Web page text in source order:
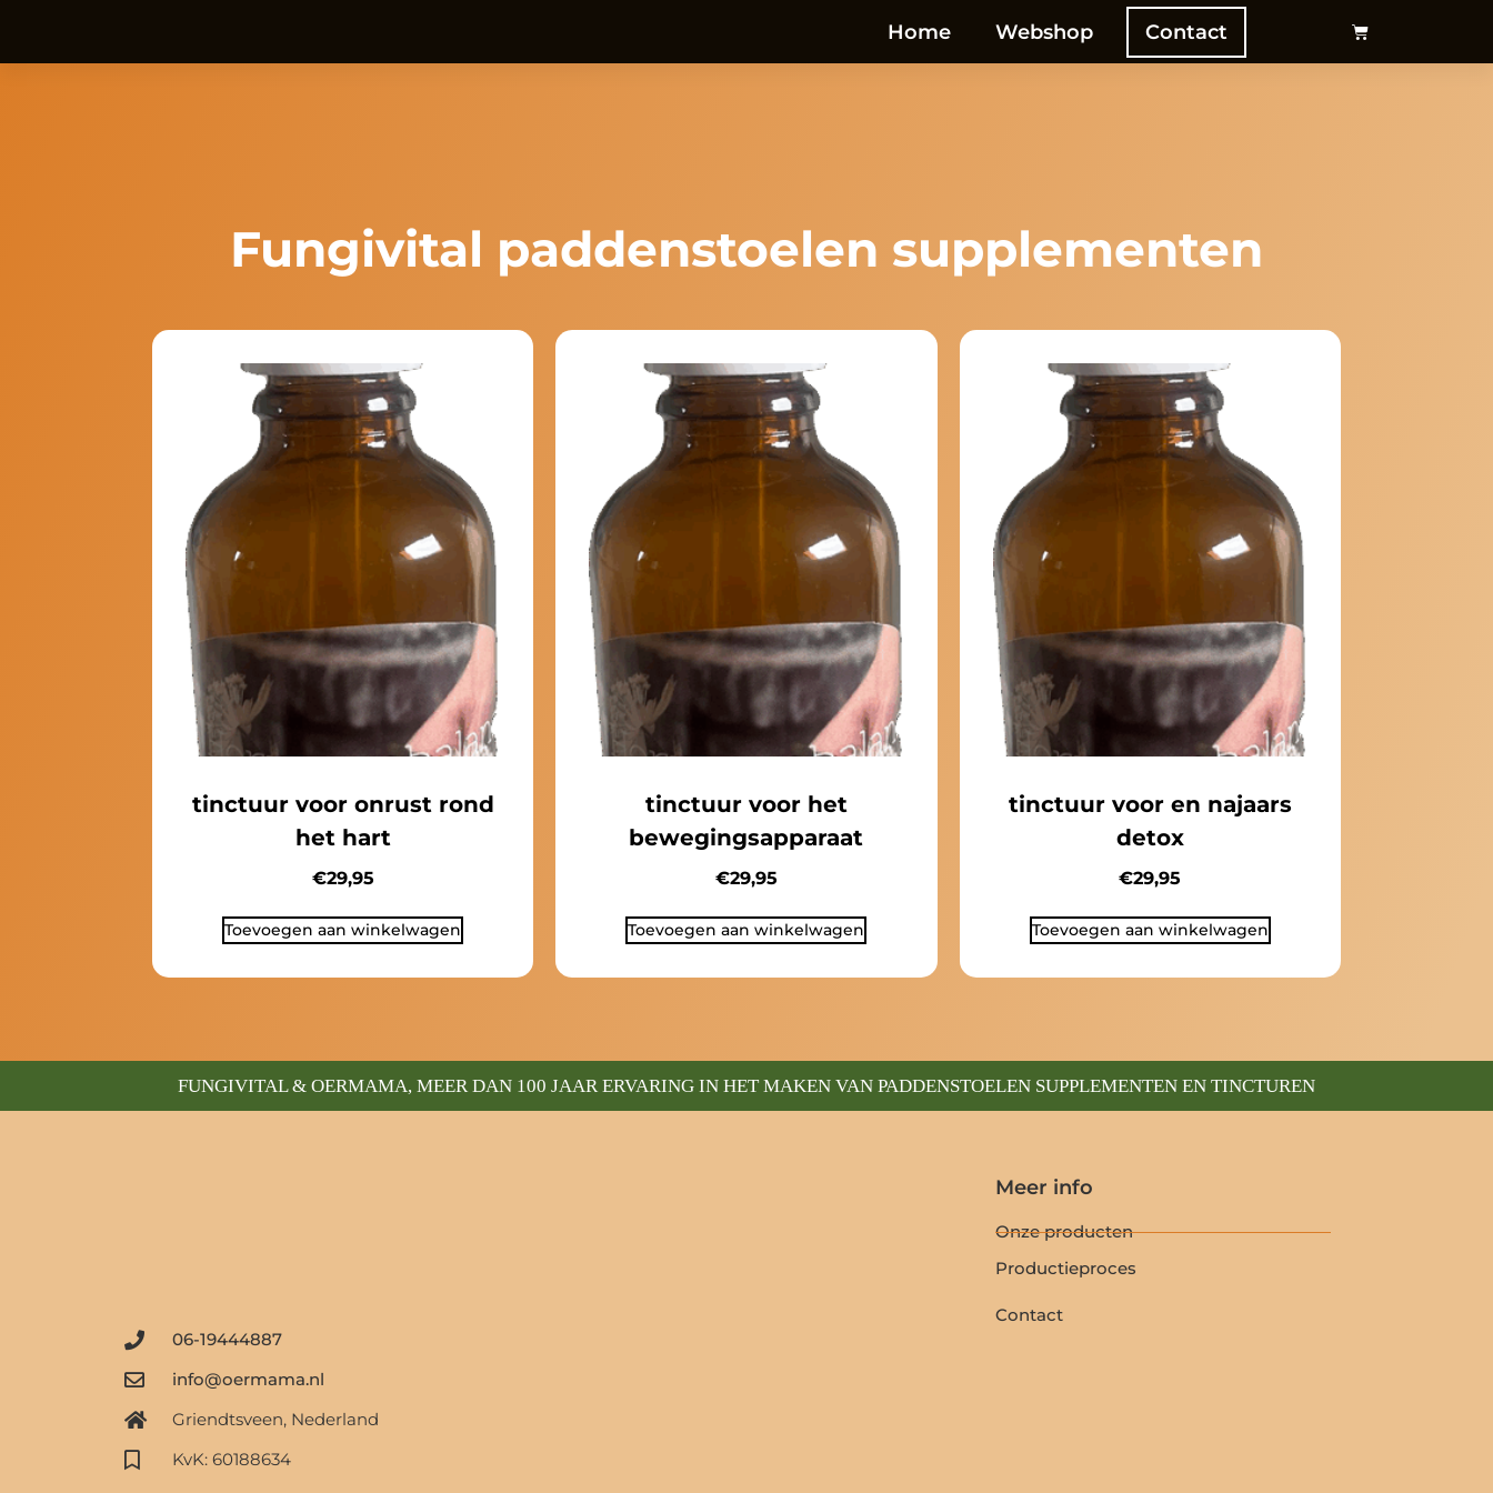
Home Webshop Contact
Fungivital paddenstoelen supplementen
tinctuur voor onrust rond
het hart
€29,95
Toevoegen aan winkelwagen
tinctuur voor het
bewegingsapparaat
€29,95
Toevoegen aan winkelwagen
tinctuur voor en najaars
detox
€29,95
Toevoegen aan winkelwagen
FUNGIVITAL & OERMAMA, MEER DAN 100 JAAR ERVARING IN HET MAKEN VAN PADDENSTOELEN SUPPLEMENTEN EN TINCTUREN
Meer info
Onze producten
Productieproces
Contact
06-19444887
info@oermama.nl
Griendtsveen, Nederland
KvK: 60188634